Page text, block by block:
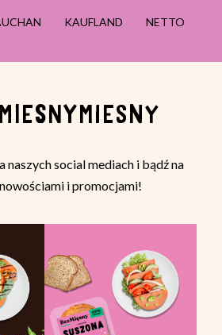
KAUFLAND NETTO
naszych social mediach i bądź na
i promocjami!